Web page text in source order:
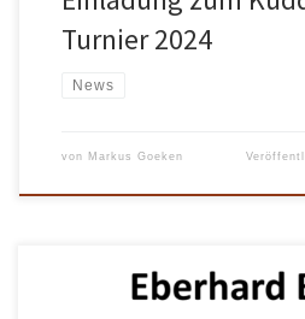
Turnier 2024
News
von Markus Goeken